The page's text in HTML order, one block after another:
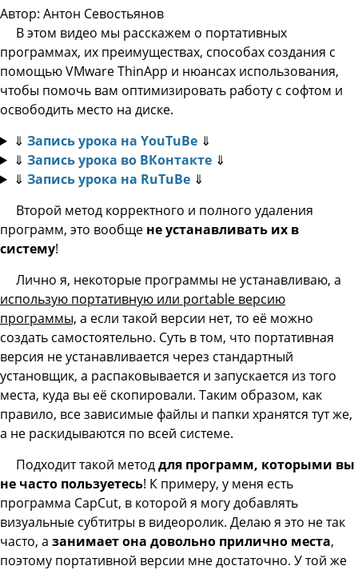
Автор: Антон Севостьянов
В этом видео мы расскажем о портативных
программах, их преимуществах, способах создания с
помощью VMware ThinApp и нюансах использования,
чтобы помочь вам оптимизировать работу с софтом и
освободить место на диске.
⇓ Запись урока на YouTuBe ⇓
⇓ Запись урока во ВКонтакте ⇓
⇓ Запись урока на RuTuBe⇓
Второй метод корректного и полного удаления
программ, это вообще не устанавливать их в
систему!
Лично я, некоторые программы не устанавливаю, а
использую портативную или portable версию
программы, а если такой версии нет, то её можно
создать самостоятельно. Суть в том, что портативная
версия не устанавливается через стандартный
установщик, а распаковывается и запускается из того
места, куда вы её скопировали. Таким образом, как
правило, все зависимые файлы и папки хранятся тут же,
а не раскидываются по всей системе.
Подходит такой методдля программ, которыми вы
не часто пользуетесь! К примеру, у меня есть
программа CapCut, в которой я могу добавлять
визуальные субтитры в видеоролик. Делаю я это не так
часто, а занимает она довольно прилично места,
поэтому портативной версии мне достаточно. У той же